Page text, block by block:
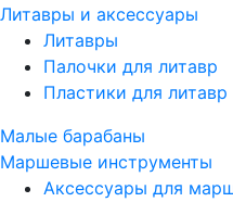
Литавры и аксессуары
Литавры
Палочки для литавр
Пластики для литавр
Малые барабаны
Маршевые инструменты
Аксессуары для